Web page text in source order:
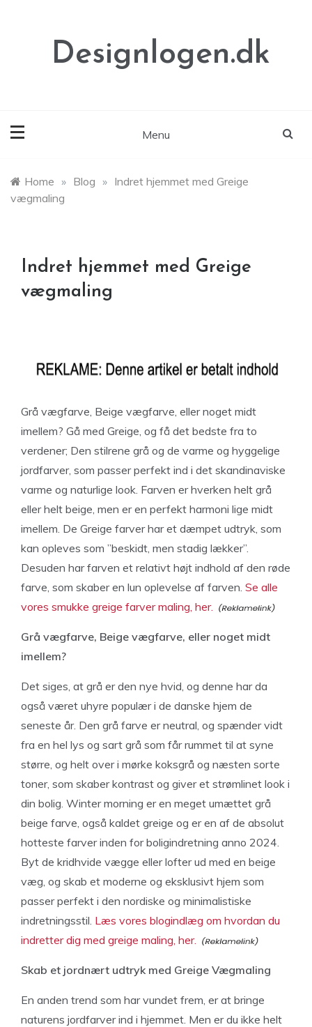
Designlogen.dk
Menu
Home » Blog » Indret hjemmet med Greige
vægmaling
Indret hjemmet med Greige
vægmaling
Grå vægfarve, Beige vægfarve, eller noget midt
imellem? Gå med Greige, og få det bedste fra to
verdener; Den stilrene grå og de varme og hyggelige
jordfarver, som passer perfekt ind i det skandinaviske
varme og naturlige look. Farven er hverken helt grå
eller helt beige, men er en perfekt harmoni lige midt
imellem. De Greige farver har et dæmpet udtryk, som
kan opleves som ”beskidt, men stadig lækker”.
Desuden har farven et relativt højt indhold af den røde
farve, som skaber en lun oplevelse af farven. Se alle
vores smukke greige farver maling, her.
Grå vægfarve, Beige vægfarve, eller noget midt
imellem?
Det siges, at grå er den nye hvid, og denne har da
også været uhyre populær i de danske hjem de
seneste år. Den grå farve er neutral, og spænder vidt
fra en hel lys og sart grå som får rummet til at syne
større, og helt over i mørke koksgrå og næsten sorte
toner, som skaber kontrast og giver et strømlinet look i
din bolig. Winter morning er en meget umættet grå
beige farve, også kaldet greige og er en af de absolut
hotteste farver inden for boligindretning anno 2024.
Byt de kridhvide vægge eller lofter ud med en beige
væg, og skab et moderne og eksklusivt hjem som
passer perfekt i den nordiske og minimalistiske
indretningsstil. Læs vores blogindlæg om hvordan du
indretter dig med greige maling, her.
Skab et jordnært udtryk med Greige Vægmaling
En anden trend som har vundet frem, er at bringe
naturens jordfarver ind i hjemmet. Men er du ikke helt